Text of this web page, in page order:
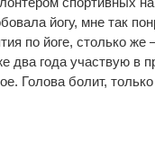
йогу, мне так
по йоге, столько же
два года участвую в
Голова болит,